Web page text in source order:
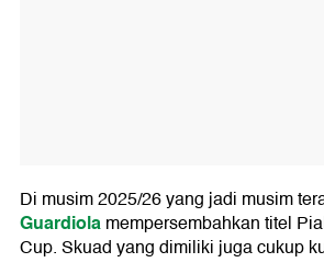
Di musim 2025/26 yang jadi musim
Guardiolamempersembahkan titel
Cup. Skuad yang dimiliki juga cukup